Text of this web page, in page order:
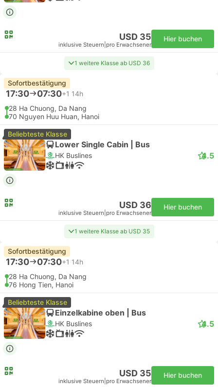
USD 35
inklusive Steuern pro Erwachsener
Hier buchen
1 weitere Klasse ab USD 36
Sofortbestätigung
17:30 07:30+1 14h
28 Ha Chuong, Da Nang
70 Nguyen Huu Huan, Hanoi
Beliebteste Klasse
Lower Single Cabin | Bus
HK Buslines 4.5
USD 36
inklusive Steuern pro Erwachsener
Hier buchen
1 weitere Klasse ab USD 35
Sofortbestätigung
17:30 07:30+1 14h
28 Ha Chuong, Da Nang
76 Hong Tien, Hanoi
Beliebteste Klasse
Einzelkabine oben | Bus
HK Buslines 4.5
USD 35
inklusive Steuern pro Erwachsener
Hier buchen